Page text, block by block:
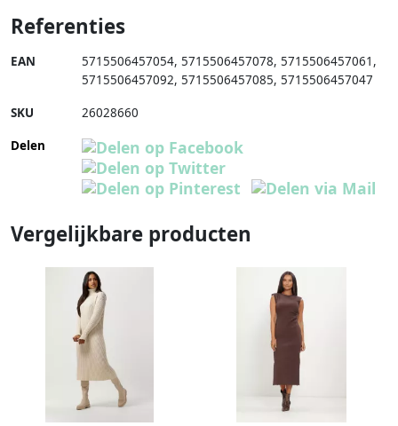
Referenties
EAN 5715506457054, 5715506457078, 5715506457061 ,
5715506457092, 5715506457085, 5715506457047
SKU 26028660
Delen
Vergelijkbare producten